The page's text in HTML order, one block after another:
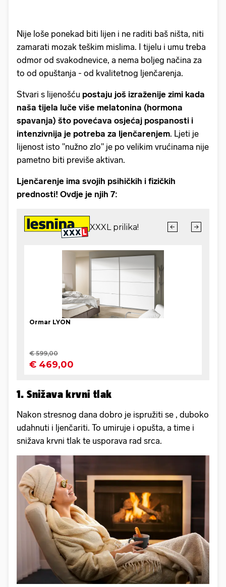
Nije loše ponekad biti lijen i ne raditi baš ništa, niti
zamarati mozak teškim mislima. I tijelu i umu treba
odmor od svakodnevice, a nema boljeg načina za
to od opuštanja - od kvalitetnog ljenčarenja.
Stvari s lijenošću postaju još izraženije zimi kada
naša tijela luče više melatonina (hormona
spavanja) što povećava osjećaj pospanosti i
intenzivnija je potreba za ljenčarenjem. Ljeti je
lijenost isto "nužno zlo" je po velikim vrućinama nije
pametno biti previše aktivan.
Ljenčarenje ima svojih psihičkih i fizičkih
prednosti! Ovdje je njih 7:
1. Snižava krvni tlak
Nakon stresnog dana dobro je ispružiti se , duboko
udahnuti i ljenčariti. To umiruje i opušta, a time i
snižava krvni tlak te usporava rad srca.